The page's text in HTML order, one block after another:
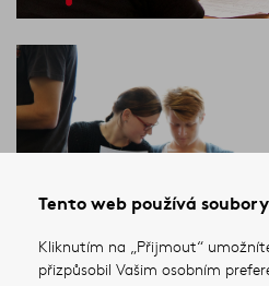
Tento web používá
Kliknutím na „Přijmout“
přizpůsobil Vašim osobním